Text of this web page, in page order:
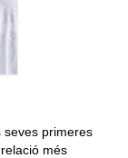
seves primeres
més